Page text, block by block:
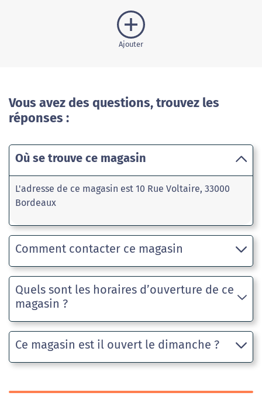
Ajouter
Vous avez des questions, trouvez les
réponses :
Où se trouve ce magasin
L'adresse de ce magasin est 10 Rue Voltaire, 33000
Bordeaux
Comment contacter ce magasin
Quels sont les horaires d’ouverture de ce
magasin ?
Ce magasin est il ouvert le dimanche ?